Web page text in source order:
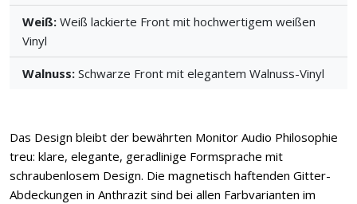
Weiß: Weiß lackierte Front mit hochwertigem weißen
Vinyl
Walnuss: Schwarze Front mit elegantem Walnuss-Vinyl
Das Design bleibt der bewährten Monitor Audio Philosophie
treu: klare, elegante, geradlinige Formsprache mit
schraubenlosem Design. Die magnetisch haftenden Gitter-
Abdeckungen in Anthrazit sind bei allen Farbvarianten im